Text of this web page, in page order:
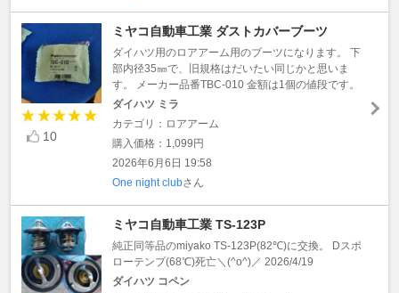
10
ミヤコ自動車工業 ダストカバーブーツ
ダイハツ用のロアアーム用のブーツになります。 下
部内径35㎜で、旧規格はだいたい同じかと思いま
す。 メーカー品番TBC-010 金額は1個の値段です。
ダイハツ ミラ
カテゴリ：ロアアーム
購入価格：1,099円
2026年6月6日 19:58
One night clubさん
ミヤコ自動車工業 TS-123P
純正同等品のmiyako TS-123P(82℃)に交換。 Dスポ
ローテンプ(68℃)死亡＼(^o^)／ 2026/4/19
ダイハツ コペン